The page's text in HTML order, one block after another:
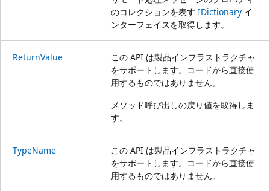
のコレクションを表す IDictionary イ
ンターフェイスを取得します。
ReturnValue
この API は製品インフラストラクチャ
をサポートします。コードから直接使
用するものではありません。
メソッド呼び出しの戻り値を取得しま
す。
TypeName
この API は製品インフラストラクチャ
をサポートします。コードから直接使
用するものではありません。